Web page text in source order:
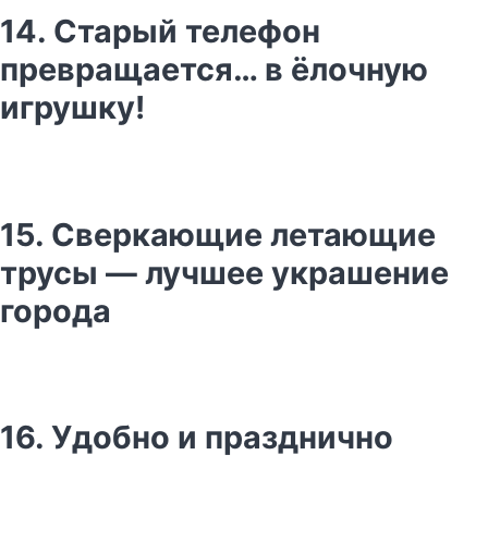
14. Старый телефон
превращается… в ёлочную
игрушку!
15. Сверкающие летающие
трусы — лучшее украшение
города
16. Удобно и празднично